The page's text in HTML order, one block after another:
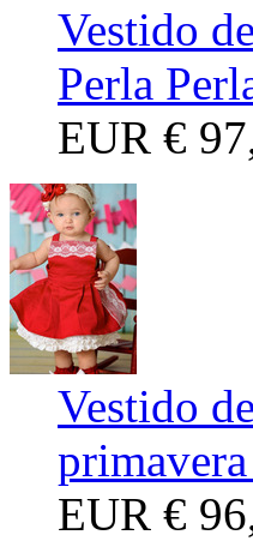
Vestido
Perla
EUR €
Vestido
EUR €